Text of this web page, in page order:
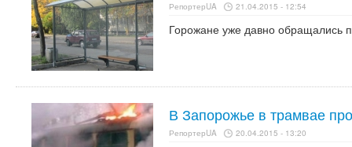
РепортерUA 21.04.2015 - 12:54
Горожане уже давно обращались
В Запорожье в трамвае
РепортерUA 20.04.2015 - 13:20